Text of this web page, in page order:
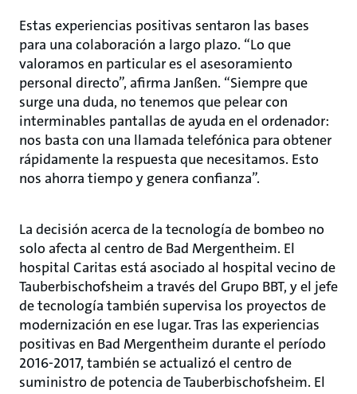
Estas experiencias positivas sentaron las bases
para una colaboración a largo plazo. “Lo que
valoramos en particular es el asesoramiento
personal directo”, afirma Janßen. “Siempre que
surge una duda, no tenemos que pelear con
interminables pantallas de ayuda en el ordenador:
nos basta con una llamada telefónica para obtener
rápidamente la respuesta que necesitamos. Esto
nos ahorra tiempo y genera confianza”.
La decisión acerca de la tecnología de bombeo no
solo afecta al centro de Bad Mergentheim. El
hospital Caritas está asociado al hospital vecino de
Tauberbischofsheim a través del Grupo BBT, y el jefe
de tecnología también supervisa los proyectos de
modernización en ese lugar. Tras las experiencias
positivas en Bad Mergentheim durante el período
2016-2017, también se actualizó el centro de
suministro de potencia de Tauberbischofsheim. El